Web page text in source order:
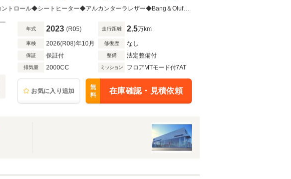
ーズコントロール/
Slineパッケージ◆コンフォートパッケージ◆クルーズコントロール◆シートヒーター◆アルカンターラレザー◆Bang＆Olufsen◆サイドアシスト◆マトリクスLEDヘッドライト◆
年式 2023 (R05) 走行距離 2.5万km
車検 2026(R08)年10月 修復歴 なし
保証 保証付 整備 法定整備付
排気量 2000CC ミッション フロアMTモード付7AT
お気に入り追加
無
料
在庫確認・見積依頼